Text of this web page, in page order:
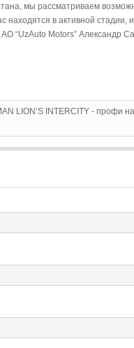
мы рассматриваем
находятся в активной
“UzAuto Motors” Александр
LION’S INTERCITY - профи